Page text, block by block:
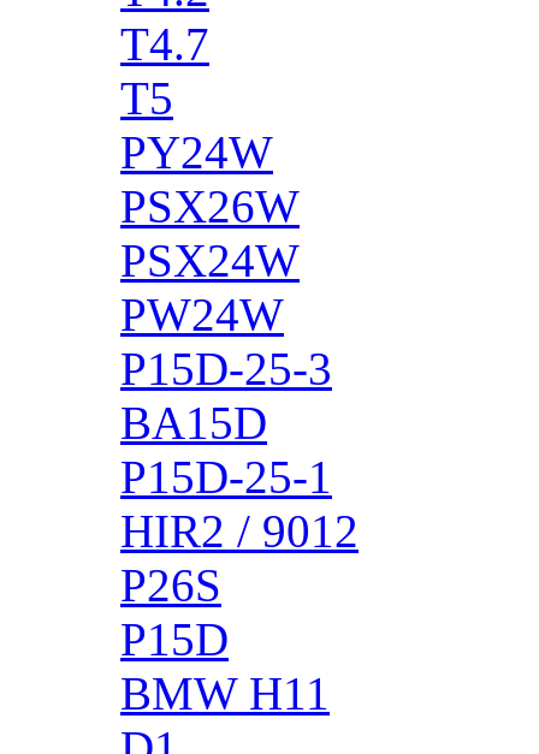
T4.7
T5
PY24W
PSX26W
PSX24W
PW24W
P15D-25-3
BA15D
P15D-25-1
HIR2 / 9012
P26S
P15D
BMW H11